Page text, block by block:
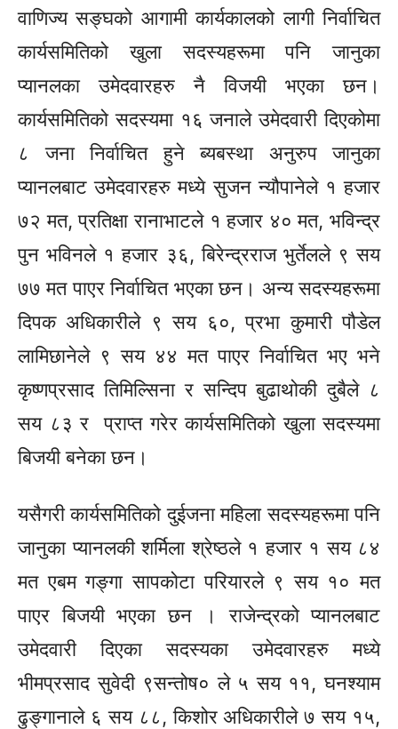
वाणिज्य सङ्घकोआगामी कार्यकालको लागीनिर्वाचित
कार्यसमितिको खुलासदस्यहरूमापनि जानुका
प्यानलका उमेदवारहरु नै विजयी भएकाछन।
कार्यसमितिको सदस्यमा १६ जनाले उमेदवारी दिएकोमा
८ जनानिर्वाचितहुने ब्यबस्था अनुरुप जानुका
प्यानलबाट उमेदवारहरु मध्ये सुजन न्यौपानेले १ हजार
७२ मत, प्रतिक्षा रानाभाटले १ हजार ४० मत, भविन्द्र
पुन भविनले १ हजार ३६, बिरेन्द्रराज भुर्तेलले ९ सय
७७ मत पाएरनिर्वाचितभएकाछन। अन्यसदस्यहरूमा
दिपक अधिकारीले ९ सय ६०, प्रभा कुमारी पौडेल
लामिछानेले ९ सय ४४ मत पाएरनिर्वाचितभए भने
कृष्णप्रसाद तिमिल्सिना र सन्दिप बुढाथोकी दुबैले ८
सय ८३ र प्राप्त गरेर कार्यसमितिको खुला सदस्यमा
बिजयी बनेकाछन।
यसैगरी कार्यसमितिको दुईजना महिलासदस्यहरूमापनि
जानुका प्यानलकी शर्मिला श्रेष्ठले १ हजार १ सय ८४
मत एबम गङ्गा सापकोटा परियारले ९ सय १० मत
पाएर बिजयी भएका छन । राजेन्द्रको प्यानलबाट
उमेदवारी दिएका सदस्यका उमेदवारहरु मध्ये
भीमप्रसाद सुवेदी ९सन्तोष० ले ५ सय ११, घनश्याम
ढुङ्गानाले६ सय ८८, किशोर अधिकारीले ७ सय १५,